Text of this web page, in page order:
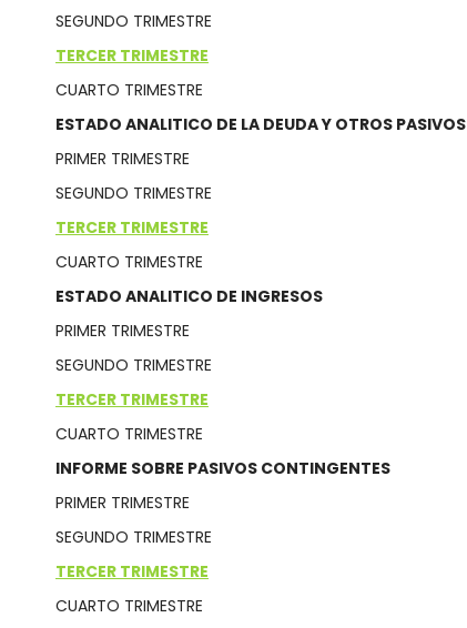
SEGUNDO TRIMESTRE
TERCER TRIMESTRE
CUARTO TRIMESTRE
ESTADO ANALITICO DE LA DEUDA Y OTROS PASIVOS
PRIMER TRIMESTRE
SEGUNDO TRIMESTRE
TERCER TRIMESTRE
CUARTO TRIMESTRE
ESTADO ANALITICO DE INGRESOS
PRIMER TRIMESTRE
SEGUNDO TRIMESTRE
TERCER TRIMESTRE
CUARTO TRIMESTRE
INFORME SOBRE PASIVOS CONTINGENTES
PRIMER TRIMESTRE
SEGUNDO TRIMESTRE
TERCER TRIMESTRE
CUARTO TRIMESTRE